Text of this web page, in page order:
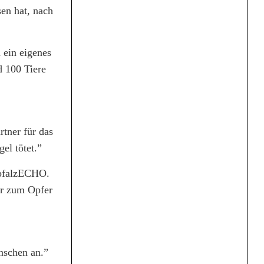
hat, nach
eigenes
100 Tiere
für das
tötet.”
zum Opfer
an.”